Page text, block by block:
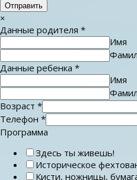
Отправить
×
Данные родителя *
Имя
Данные ребенка *
Имя
Возраст *
Телефон *
Программа
Здесь ты живешь!
Историческое
Кисти, ножницы,